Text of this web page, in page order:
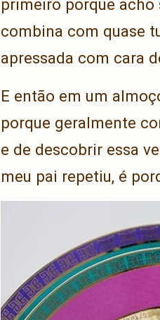
primeiro porque acho
combina com quase
apressada com cara
E então em um
porque geralmente
e de descobrir essa
meu pai repetiu, é